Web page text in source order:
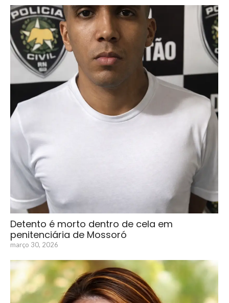
Detento é morto dentro de cela em
penitenciária de Mossoró
março 30, 2026